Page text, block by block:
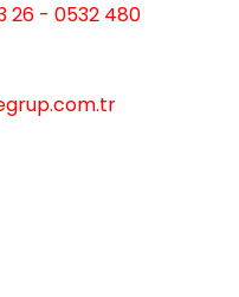
26 - 0532 480